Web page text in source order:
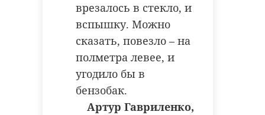
врезалось в стекло, и
вспышку. Можно
сказать, повезло – на
полметра левее, и
угодило бы в
бензобак.
Артур Гавриленко,